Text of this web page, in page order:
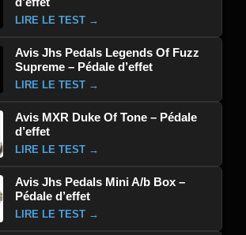
LIRE LE TEST →
Avis Jhs Pedals Legends Of Fuzz
Supreme – Pédale d’effet
LIRE LE TEST →
Avis MXR Duke Of Tone – Pédale
d’effet
LIRE LE TEST →
Avis Jhs Pedals Mini A/b Box –
Pédale d’effet
LIRE LE TEST →